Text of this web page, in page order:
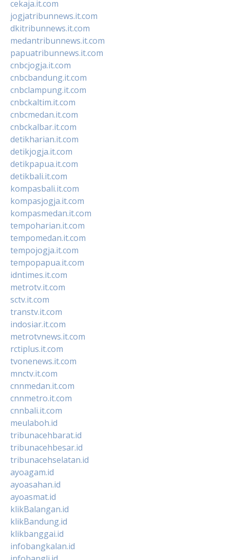
cekaja.it.com
jogjatribunnews.it.com
dkitribunnews.it.com
medantribunnews.it.com
papuatribunnews.it.com
cnbcjogja.it.com
cnbcbandung.it.com
cnbclampung.it.com
cnbckaltim.it.com
cnbcmedan.it.com
cnbckalbar.it.com
detikharian.it.com
detikjogja.it.com
detikpapua.it.com
detikbali.it.com
kompasbali.it.com
kompasjogja.it.com
kompasmedan.it.com
tempoharian.it.com
tempomedan.it.com
tempojogja.it.com
tempopapua.it.com
idntimes.it.com
metrotv.it.com
sctv.it.com
transtv.it.com
indosiar.it.com
metrotvnews.it.com
rctiplus.it.com
tvonenews.it.com
mnctv.it.com
cnnmedan.it.com
cnnmetro.it.com
cnnbali.it.com
meulaboh.id
tribunacehbarat.id
tribunacehbesar.id
tribunacehselatan.id
ayoagam.id
ayoasahan.id
ayoasmat.id
klikBalangan.id
klikBandung.id
klikbanggai.id
infobangkalan.id